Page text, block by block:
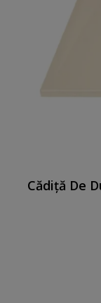
Cădiță De